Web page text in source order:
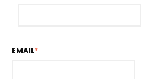
EMAIL*